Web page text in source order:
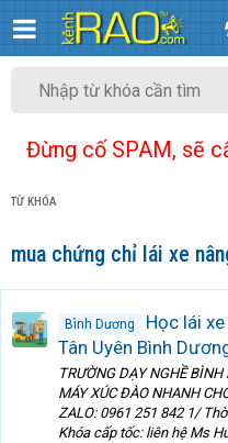
Đừng cố SPAM, sẽ
TỪ KHÓA
mua chứng chỉ lái xe
Bình Dương
Học lái
Tân Uyên Bình
TRƯỜNG DẠY NGHỀ
MÁY XÚC ĐÀO NHANH
ZALO: 0961 251 842 1/
Khóa cấp tốc: liên hệ Ms